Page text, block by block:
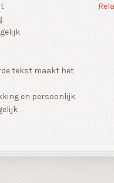
tekst maakt het
en persoonlijk